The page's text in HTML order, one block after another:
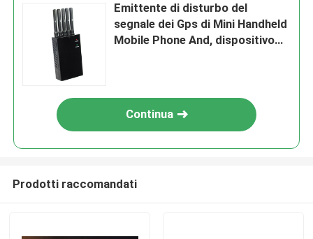
Emittente di disturbo del
segnale dei Gps di Mini Handheld
Mobile Phone And, dispositivo
Continua
Prodotti raccomandati